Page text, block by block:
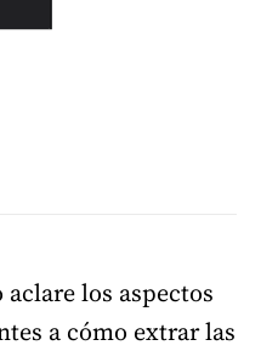
los aspectos
a cómo extrar las